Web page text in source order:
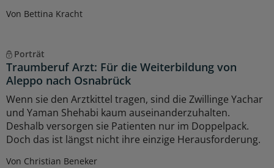
Von Bettina Kracht
Porträt
Traumberuf Arzt: Für die Weiterbildung von
Aleppo nach Osnabrück
Wenn sie den Arztkittel tragen, sind die Zwillinge Yachar
und Yaman Shehabi kaum auseinanderzuhalten.
Deshalb versorgen sie Patienten nur im Doppelpack.
Doch das ist längst nicht ihre einzige Herausforderung.
Von Christian Beneker